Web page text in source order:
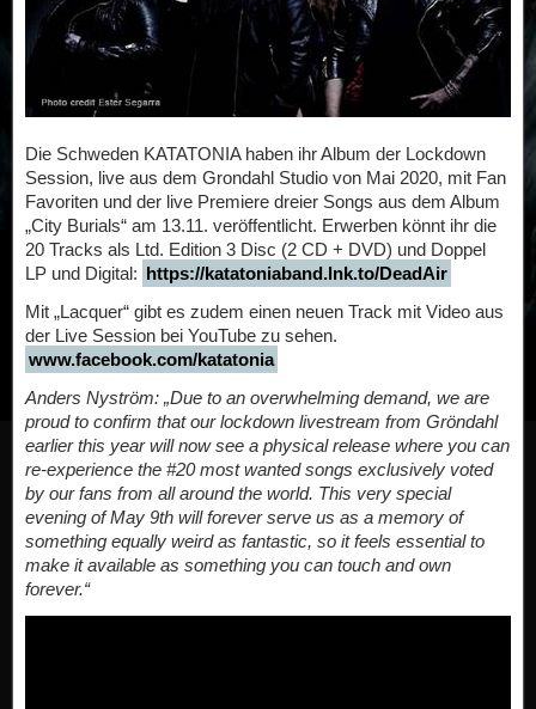
Die Schweden KATATONIA haben ihr Album der Lockdown
Session, live aus dem Grondahl Studio von Mai 2020, mit Fan
Favoriten und der live Premiere dreier Songs aus dem Album
„City Burials“ am 13.11. veröffentlicht. Erwerben könnt ihr die
20 Tracks als Ltd. Edition 3 Disc (2 CD + DVD) und Doppel
LP und Digital: https://katatoniaband.lnk.to/DeadAir
Mit „Lacquer“ gibt es zudem einen neuen Track mit Video aus
der Live Session bei YouTube zu sehen.
www.facebook.com/katatonia
Anders Nyström: „Due to an overwhelming demand, we are
proud to confirm that our lockdown livestream from Gröndahl
earlier this year will now see a physical release where you can
re-experience the #20 most wanted songs exclusively voted
by our fans from all around the world. This very special
evening of May 9th will forever serve us as a memory of
something equally weird as fantastic, so it feels essential to
make it available as something you can touch and own
forever.“